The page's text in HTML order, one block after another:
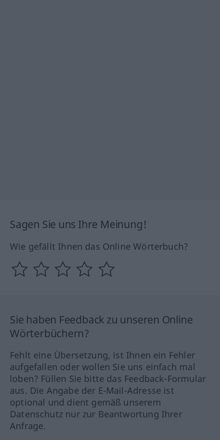
Sagen Sie uns Ihre Meinung!
Wie gefällt Ihnen das Online Wörterbuch?
Sie haben Feedback zu unseren Online
Wörterbüchern?
Fehlt eine Übersetzung, ist Ihnen ein Fehler
aufgefallen oder wollen Sie uns einfach mal
loben? Füllen Sie bitte das Feedback-Formular
aus. Die Angabe der E-Mail-Adresse ist
optional und dient gemäß unserem
Datenschutz nur zur Beantwortung Ihrer
Anfrage.